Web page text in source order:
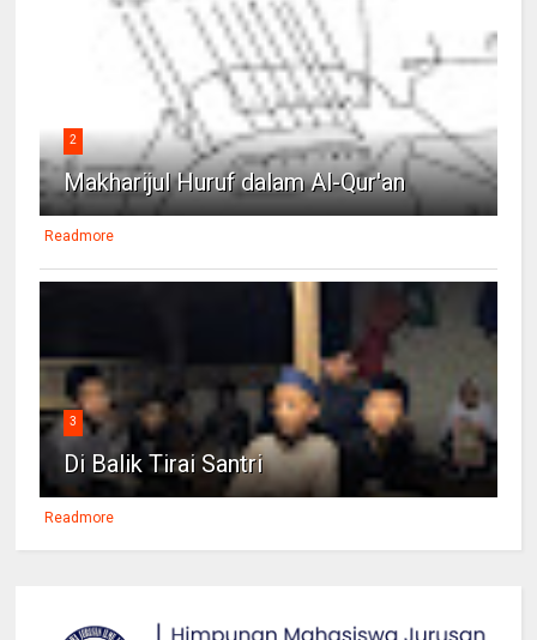
2
Makharijul Huruf dalam Al-Qur'an
Readmore
3
Di Balik Tirai Santri
Readmore